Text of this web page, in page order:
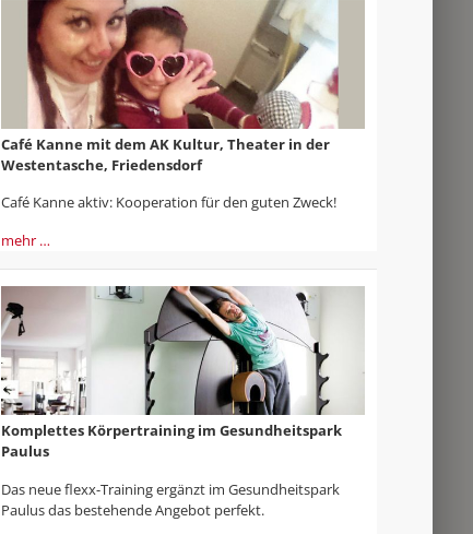
Café Kanne mit dem AK Kultur, Theater in der
Westentasche, Friedensdorf
Café Kanne aktiv: Kooperation für den guten Zweck!
mehr …
Komplettes Körpertraining im Gesundheitspark
Paulus
Das neue flexx-Training ergänzt im Gesundheitspark
Paulus das bestehende Angebot perfekt.